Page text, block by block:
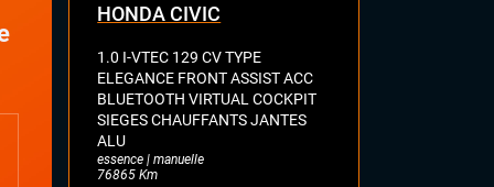
HONDA CIVIC
1.0 I-VTEC 129 CV TYPE
ELEGANCE FRONT ASSIST ACC
BLUETOOTH VIRTUAL COCKPIT
SIEGES CHAUFFANTS JANTES
ALU
essence | manuelle
76865 Km